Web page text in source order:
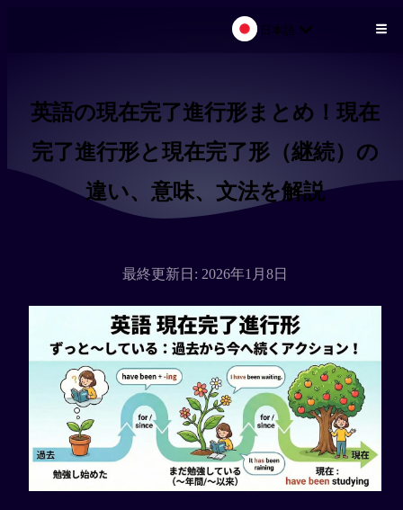
日本語
英語の現在完了進行形まとめ！現在
完了進行形と現在完了形（継続）の
違い、意味、文法を解説
最終更新日: 2026年1月8日